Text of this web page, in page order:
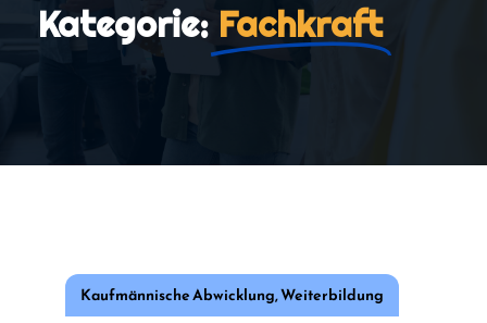
Kategorie: Fachkraft
Kaufmännische Abwicklung,Weiterbildung